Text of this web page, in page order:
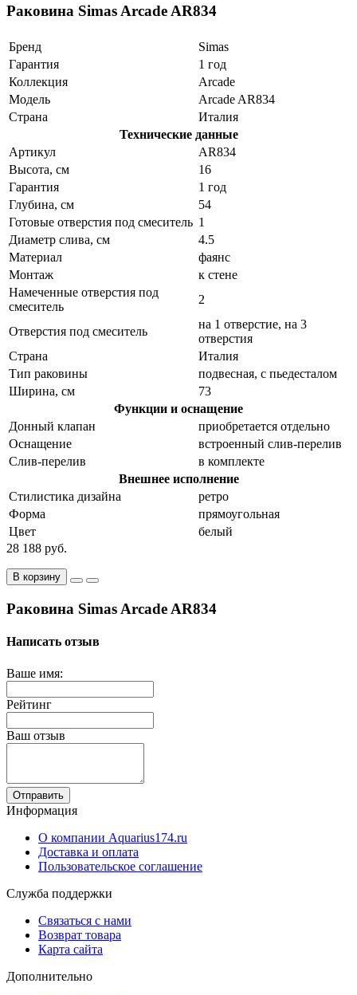
Раковина Simas Arcade AR834
Бренд
Simas
Гарантия
1 год
Коллекция
Arcade
Модель
Arcade AR834
Страна
Италия
Технические данные
Артикул
AR834
Высота, см
16
Гарантия
1 год
Глубина, см
54
Готовые отверстия под смеситель 1
Диаметр слива, см
4.5
Материал
фаянс
Монтаж
к стене
Намеченные отверстия под
смеситель
2
Отверстия под смеситель
на 1 отверстие, на 3
отверстия
Страна
Италия
Тип раковины
подвесная, с пьедесталом
Ширина, см
73
Функции и оснащение
Донный клапан
приобретается отдельно
Оснащение
встроенный слив-перелив
Слив-перелив
в комплекте
Внешнее исполнение
Стилистика дизайна
ретро
Форма
прямоугольная
Цвет
белый
28 188 руб.
В корзину
Раковина Simas Arcade AR834
Написать отзыв
Ваше имя:
Рейтинг
Ваш отзыв
Отправить
Информация
О компании Aquarius174.ru
Доставка и оплата
Пользовательское соглашение
Служба поддержки
Связаться с нами
Возврат товара
Карта сайта
Дополнительно